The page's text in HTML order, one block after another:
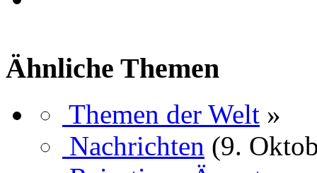
Ähnliche Themen
Themen der Welt »
Nachrichten (9.